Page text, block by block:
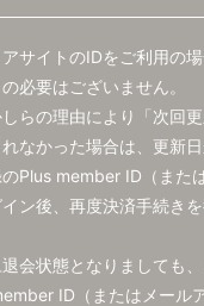
DISCOGRAPHY
VIDEO
GOODS
サイトのIDをご利用の
必要はございません。
らの理由により「次回
れなかった場合は、更新
Plus member ID（また
ン後、再度決済手続き
会状態となりましても
ID（またはメール